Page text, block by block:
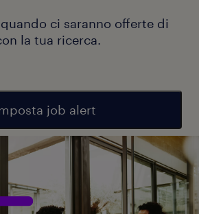
ci saranno offerte di
la tua ricerca.
job alert